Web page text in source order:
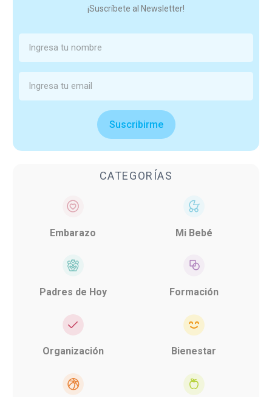
¡Suscríbete al Newsletter!
Suscribirme
CATEGORÍAS
Embarazo Mi Bebé
Padres de Hoy Formación
Organización Bienestar